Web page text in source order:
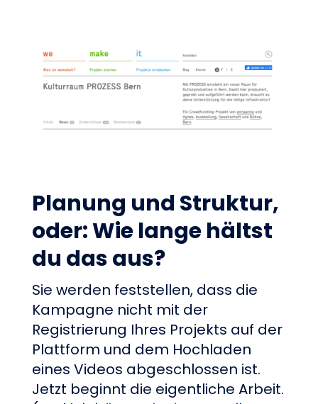
Planung und Struktur,
oder: Wie lange hältst
du das aus?
Sie werden feststellen, dass die
Kampagne nicht mit der
Registrierung Ihres Projekts auf der
Plattform und dem Hochladen
eines Videos abgeschlossen ist.
Jetzt beginnt die eigentliche Arbeit.